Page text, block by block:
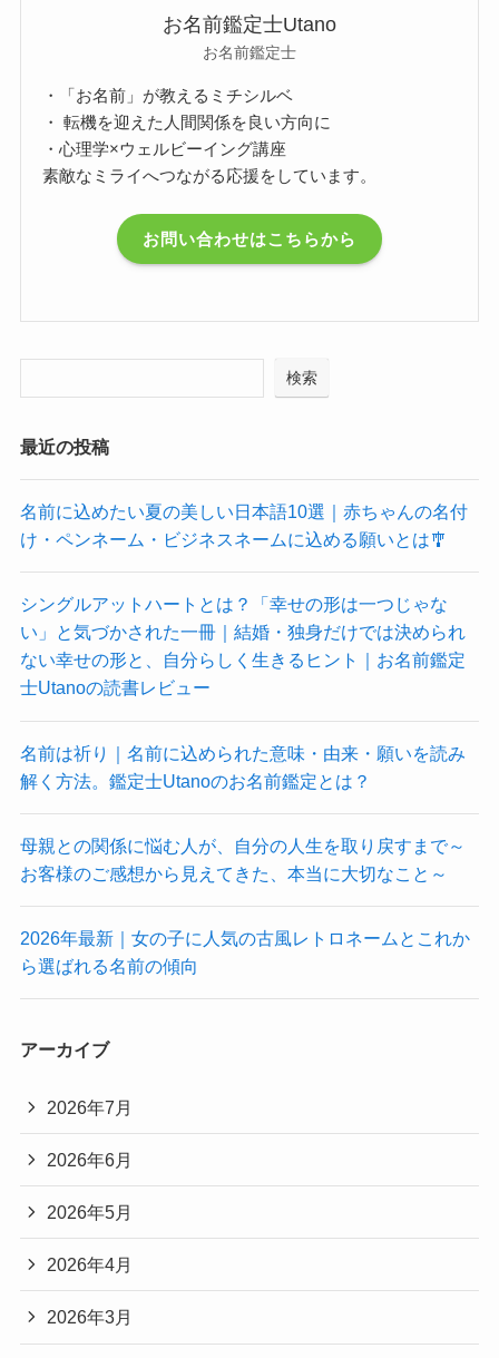
お名前鑑定士Utano
お名前鑑定士
・「お名前」が教えるミチシルベ
・ 転機を迎えた人間関係を良い方向に
・心理学×ウェルビーイング講座
素敵なミライへつながる応援をしています。
お問い合わせはこちらから
検索
最近の投稿
名前に込めたい夏の美しい日本語10選｜赤ちゃんの名付
け・ペンネーム・ビジネスネームに込める願いとは🎐
シングルアットハートとは？「幸せの形は一つじゃな
い」と気づかされた一冊｜結婚・独身だけでは決められ
ない幸せの形と、自分らしく生きるヒント｜お名前鑑定
士Utanoの読書レビュー
名前は祈り｜名前に込められた意味・由来・願いを読み
解く方法。鑑定士Utanoのお名前鑑定とは？
母親との関係に悩む人が、自分の人生を取り戻すまで～
お客様のご感想から見えてきた、本当に大切なこと～
2026年最新｜女の子に人気の古風レトロネームとこれか
ら選ばれる名前の傾向
アーカイブ
2026年7月
2026年6月
2026年5月
2026年4月
2026年3月